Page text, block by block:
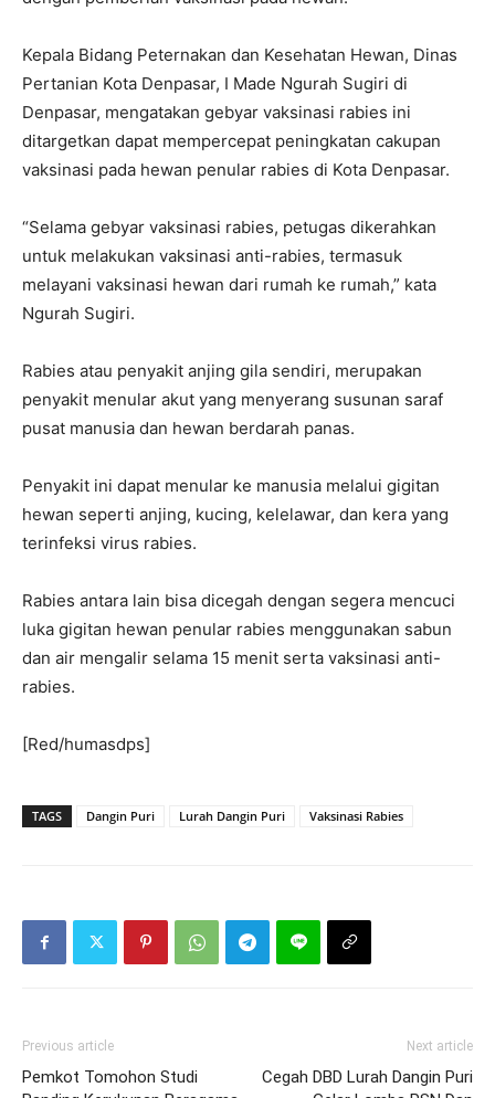
Kepala Bidang Peternakan dan Kesehatan Hewan, Dinas
Pertanian Kota Denpasar, I Made Ngurah Sugiri di
Denpasar, mengatakan gebyar vaksinasi rabies ini
ditargetkan dapat mempercepat peningkatan cakupan
vaksinasi pada hewan penular rabies di Kota Denpasar.
“Selama gebyar vaksinasi rabies, petugas dikerahkan
untuk melakukan vaksinasi anti-rabies, termasuk
melayani vaksinasi hewan dari rumah ke rumah,” kata
Ngurah Sugiri.
Rabies atau penyakit anjing gila sendiri, merupakan
penyakit menular akut yang menyerang susunan saraf
pusat manusia dan hewan berdarah panas.
Penyakit ini dapat menular ke manusia melalui gigitan
hewan seperti anjing, kucing, kelelawar, dan kera yang
terinfeksi virus rabies.
Rabies antara lain bisa dicegah dengan segera mencuci
luka gigitan hewan penular rabies menggunakan sabun
dan air mengalir selama 15 menit serta vaksinasi anti-
rabies.
[Red/humasdps]
TAGS Dangin Puri Lurah Dangin Puri Vaksinasi Rabies
Previous article
Pemkot Tomohon Studi
Next article
Cegah DBD Lurah Dangin Puri